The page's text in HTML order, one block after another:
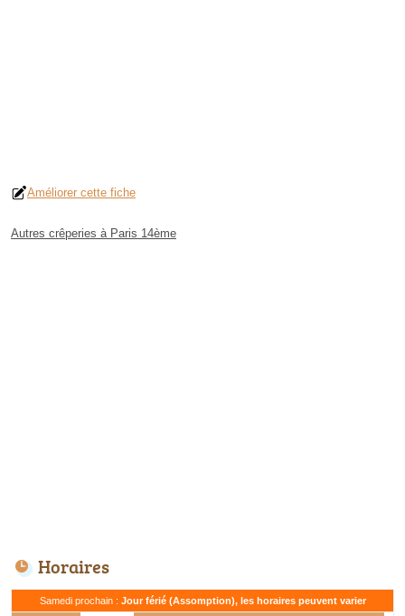
Améliorer cette fiche
Autres crêperies à Paris 14ème
Horaires
Samedi prochain : Jour férié (Assomption), les horaires peuvent varier